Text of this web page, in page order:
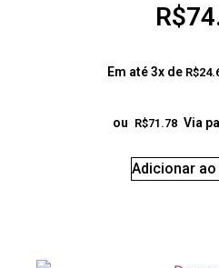
R$
Em até 3x de R$
ou R$71.78 Via
Adicionar